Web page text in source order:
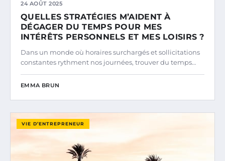
24 AOÛT 2025
QUELLES STRATÉGIES M’AIDENT À
DÉGAGER DU TEMPS POUR MES
INTÉRÊTS PERSONNELS ET MES LOISIRS ?
Dans un monde où horaires surchargés et sollicitations
constantes rythment nos journées, trouver du temps…
EMMA BRUN
VIE D’ENTREPRENEUR